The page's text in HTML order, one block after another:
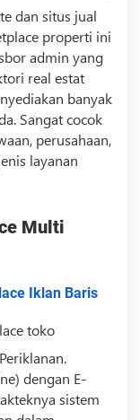
dan situs jual
properti ini
admin yang
real estat
banyak
Sangat cocok
perusahaan,
layanan
Multi
Iklan Baris
dengan E-
sistem